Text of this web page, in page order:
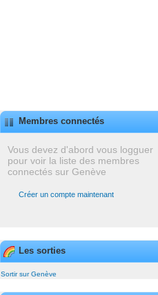
Membres connectés
Vous devez d'abord vous logguer
pour voir la liste des membres
connectés sur Genève
Créer un compte maintenant
Les sorties
Sortir sur Genève